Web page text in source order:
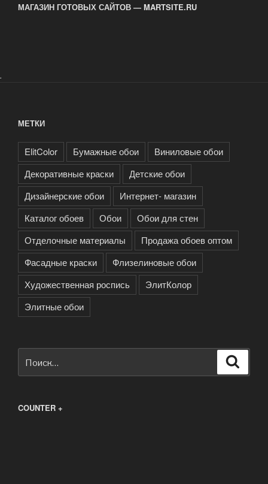
МАГАЗИН ГОТОВЫХ САЙТОВ — MARTSITE.RU
.
МЕТКИ
ElitColor Бумажные обои
Виниловые обои
Декоративные краски
Детские обои
Дизайнерские обои
Интернет- магазин
Каталог обоев
Обои
Обои для стен
Отделочные материалы
Продажа обоев оптом
Фасадные краски
Флизелиновые обои
Художественная роспись
ЭлитКолор
Элитные обои
COUNTER +